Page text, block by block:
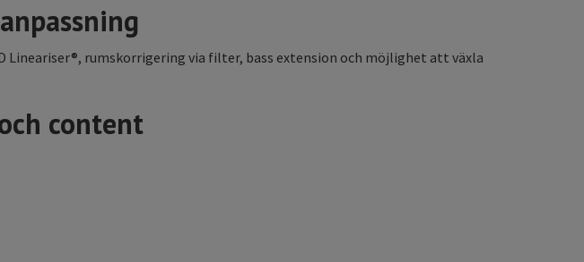
Lineariser®, rumskorrigering via filter, bass extension och möjlighet att växla
content